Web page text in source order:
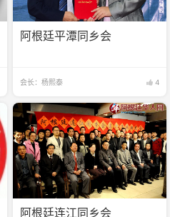
阿根廷平潭同乡会
会长：杨熙泰 4
阿根廷连江同乡会